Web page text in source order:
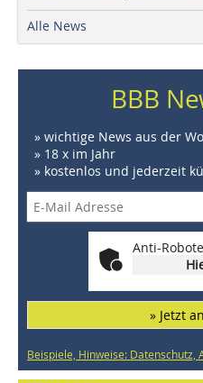
Alle News
BBB
» wichtige News aus der
» 18 x im Jahr
» kostenlos und jederzeit
Anti-
» Jetzt
Beispiele, Hinweise: Datenschutz,